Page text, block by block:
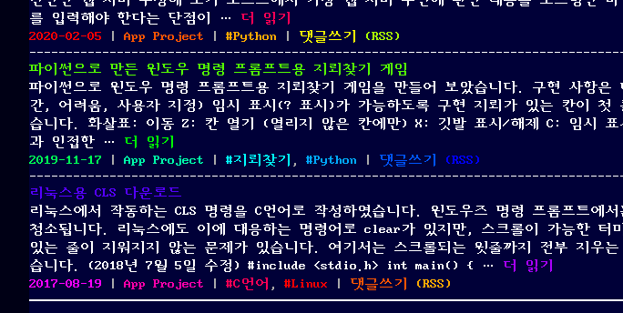
단
한
가
위
바
위
게
를 입력해야 한다는 단점이 … “파이썬으로 만든 가상 웹 서버 프로그램”
더 읽기
Posted
on
2020-02-05 Categories
App Project Tags
Python 댓글쓰기
on
파
이
썬
으
로
든
가
웹
서
버
프
로
(RSS)
파이썬으로 만든 윈도우 명령 프롬프트용 지뢰찾기 게임
파이썬으로 윈도우 명령 프롬프트용 지뢰찾기 게임을 만들어 보았습니다. 구현 사항
간, 어려움, 사용자 지정) 임시 표시(? 표시)가 가능하도록 구현 지뢰가 있는 칸이 첫
습니다. 화살표: 이동 Z: 칸 열기 (열리지 않은 칸에만) X: 깃발 표시/해제 C: 임시
과 인접한 … “파이썬으로 만든 윈도우 명령 프롬프트용 지뢰찾기 게임”
더 읽기
Posted
on
2019-11-17 Categories
App Project Tags
지뢰찾기 , Python 댓글쓰기
on
파
썬
으
로
만
든
윈
(RSS)
리눅스용 CLS 다운로드
리눅스에서 작동하는 CLS 명령을 C언어로 작성하였습니다. 윈도우즈 명령 프롬프트
청소됩니다. 리눅스에도 이에 대응하는 명령어로 clear가 있지만, 스크롤이 가능한 터
있는 줄이 지워지지 않는 문제가 있습니다. 여기서는 스크롤되는 윗줄까지 전부 지우
습니다. (2018년 7월 5일 수정) #include <stdio.h> int main() { … “리눅스용 CLS
더 읽기
Posted
on
2017-08-19 Categories
App Project Tags
C언어 , Linux 댓글쓰기
on
리
(RSS)